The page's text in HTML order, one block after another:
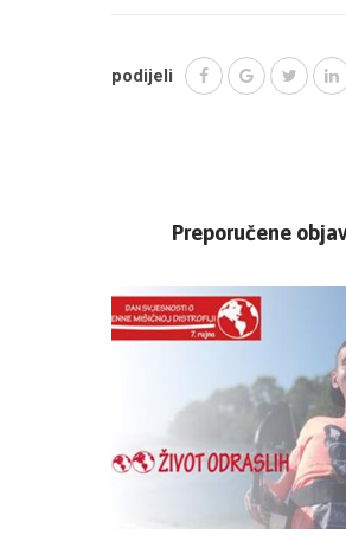
podijeli
Preporučene